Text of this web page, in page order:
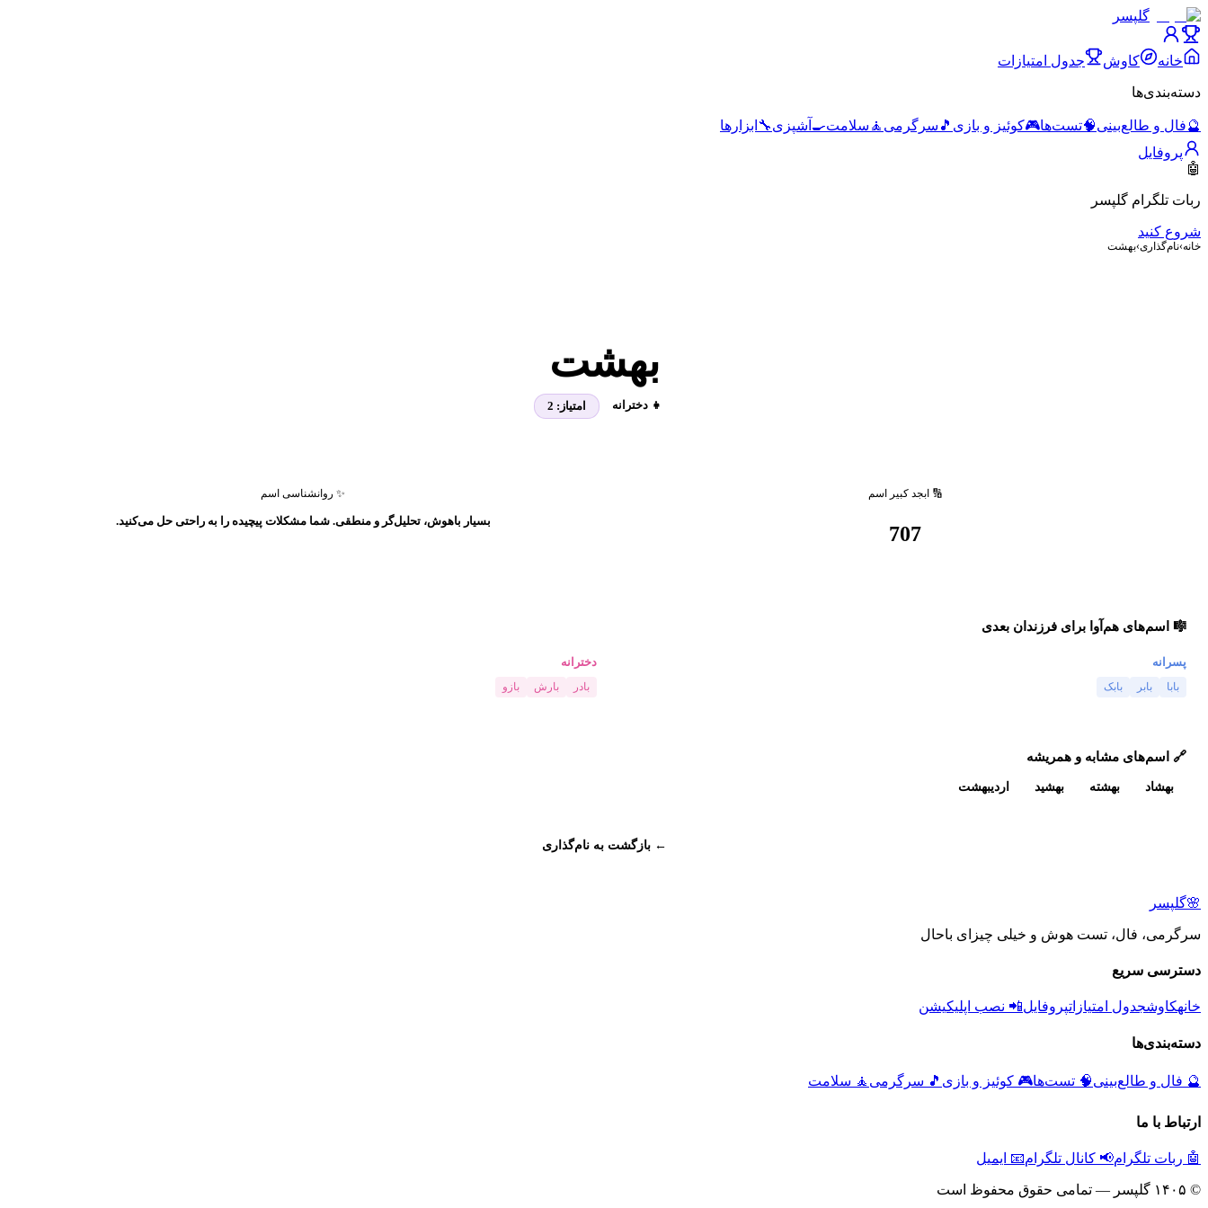
گلپسر
خانه کاوش جدول امتیازات
دسته‌بندی‌ها
🔮فال و طالع‌بینی🧠تست‌ها🎮کوئیز و بازی 🎵 سرگرمی 🧘 سلامت🍳 آشپزی🔧 ابزارها
پروفایل
🤖
ربات تلگرام گلپسر
شروع کنید
خانه›نام‌گذاری›بهشت
بهشت
👧 دخترانه امتیاز: 2
🔢 ابجد کبیر اسم
707
✨ روانشناسی اسم
بسیار باهوش، تحلیل‌گر و منطقی. شما مشکلات پیچیده را به راحتی حل می‌کنید.
🎼 اسم‌های هم‌آوا برای فرزندان بعدی
پسرانه
بابا بابر بابک
دخترانه
بادر بارش بازو
🔗 اسم‌های مشابه و همریشه
بهشاد بهشته بهشید اردیبهشت
← بازگشت به نام‌گذاری
🌸گلپسر
سرگرمی، فال، تست هوش و خیلی چیزای باحال
دسترسی سریع
خانهکاوشجدول امتیازاتپروفایل📲 نصب اپلیکیشن
دسته‌بندی‌ها
🔮 فال و طالع‌بینی🧠 تست‌ها🎮 کوئیز و بازی 🎵 سرگرمی 🧘 سلامت
ارتباط با ما
🤖 ربات تلگرام📢 کانال تلگرام📧 ایمیل
© ۱۴۰۵ گلپسر — تمامی حقوق محفوظ است